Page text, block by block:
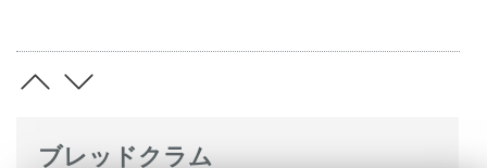
ブレッドクラム